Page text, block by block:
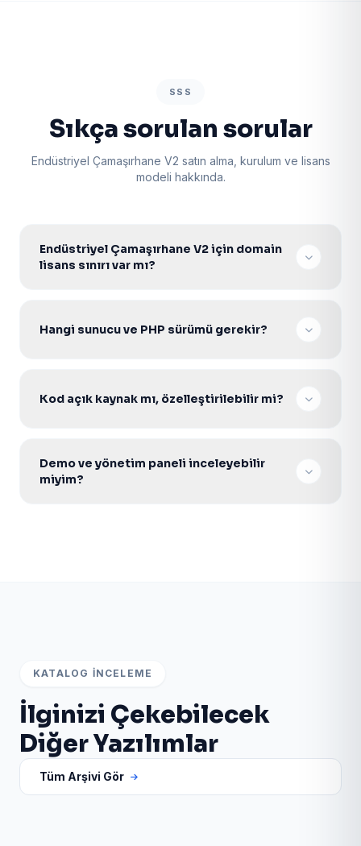
SSS
Sıkça sorulan sorular
Endüstriyel Çamaşırhane V2 satın alma, kurulum ve lisans
modeli hakkında.
Endüstriyel Çamaşırhane V2 için domain
lisans sınırı var mı?
Hangi sunucu ve PHP sürümü gerekir?
Kod açık kaynak mı, özelleştirilebilir mi?
geliştirebilirsiniz.
Demo ve yönetim paneli inceleyebilir
miyim?
KATALOG İNCELEME
İlginizi Çekebilecek
Diğer Yazılımlar
Tüm Arşivi Gör